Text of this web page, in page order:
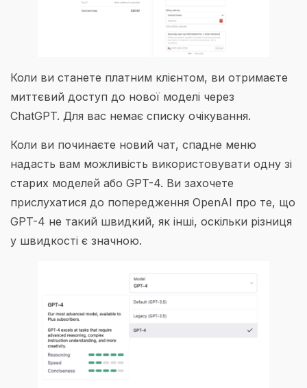
Коли ви станете платним клієнтом, ви отримаєте
миттєвий доступ до нової моделі через
ChatGPT. Для вас немає списку очікування.
Коли ви починаєте новий чат, спадне меню
надасть вам можливість використовувати одну зі
старих моделей або GPT-4. Ви захочете
прислухатися до попередження OpenAI про те, що
GPT-4 не такий швидкий, як інші, оскільки різниця
у швидкості є значною.